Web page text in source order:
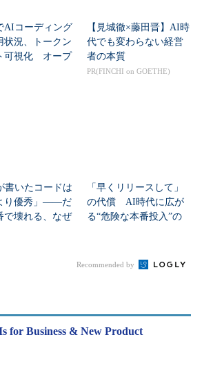
AIコーディング
状況、トークン
可視化 オープ
【見城徹×藤田晋】AI時
代でも変わらない経営
者の本質
PR(FINCHI on GOETHE)
書いたコードは
り優秀」――だ
で壊れる、なぜ
「早くリリースして」
の代償 AI時代に広が
る“危険な本番投入”の
Recommended by
for Business & New Product